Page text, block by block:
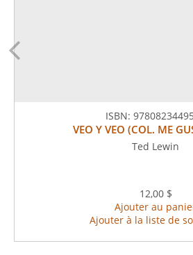
ISBN:
VEO Y VEO (COL. ME
Ted Lewin
12,00 $
Ajouter au
Ajouter à la liste de